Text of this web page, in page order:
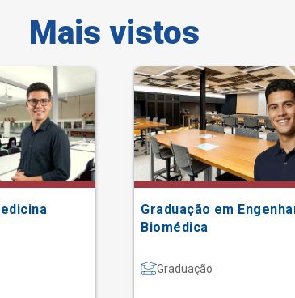
Mais vistos
Graduação em
Biomédica
Graduação